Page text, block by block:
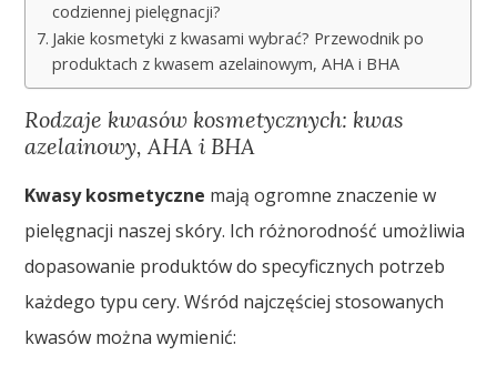
codziennej pielęgnacji?
Jakie kosmetyki z kwasami wybrać? Przewodnik po
produktach z kwasem azelainowym, AHA i BHA
Rodzaje kwasów kosmetycznych: kwas
azelainowy, AHA i BHA
Kwasy kosmetyczne mają ogromne znaczenie w
pielęgnacji naszej skóry. Ich różnorodność umożliwia
dopasowanie produktów do specyficznych potrzeb
każdego typu cery. Wśród najczęściej stosowanych
kwasów można wymienić: